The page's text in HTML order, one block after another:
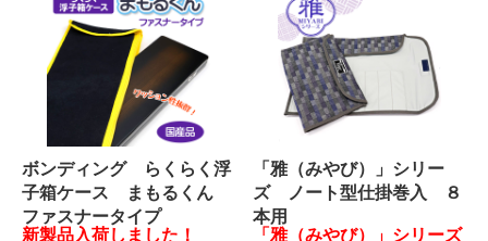
ボンディング らくらく浮
子箱ケース まもるくん
ファスナータイプ
新製品入荷しました！
「雅（みやび）」シリー
ズ ノート型仕掛巻入 ８
本用
「雅（みやび）」シリーズ